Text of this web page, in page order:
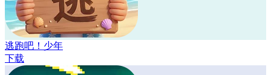
逃跑吧！少年
下载